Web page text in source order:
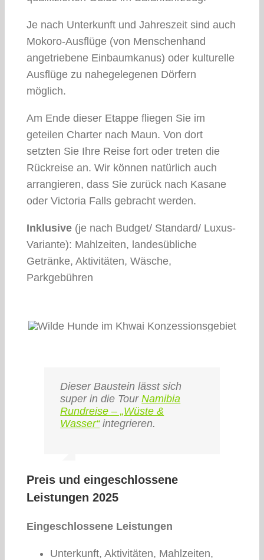
Je nach Unterkunft und Jahreszeit sind auch
Mokoro-Ausflüge (von Menschenhand
angetriebene Einbaumkanus) oder kulturelle
Ausflüge zu nahegelegenen Dörfern
möglich.
Am Ende dieser Etappe fliegen Sie im
geteilen Charter nach Maun. Von dort
setzten Sie Ihre Reise fort oder treten die
Rückreise an. Wir können natürlich auch
arrangieren, dass Sie zurück nach Kasane
oder Victoria Falls gebracht werden.
Inklusive (je nach Budget/ Standard/ Luxus-
Variante): Mahlzeiten, landesübliche
Getränke, Aktivitäten, Wäsche,
Parkgebühren
Dieser Baustein lässt sich
super in die TourNamibia
Rundreise – „Wüste &
Wasser“integrieren.
Preis und eingeschlossene
Leistungen 2025
Eingeschlossene Leistungen
Unterkunft, Aktivitäten, Mahlzeiten,